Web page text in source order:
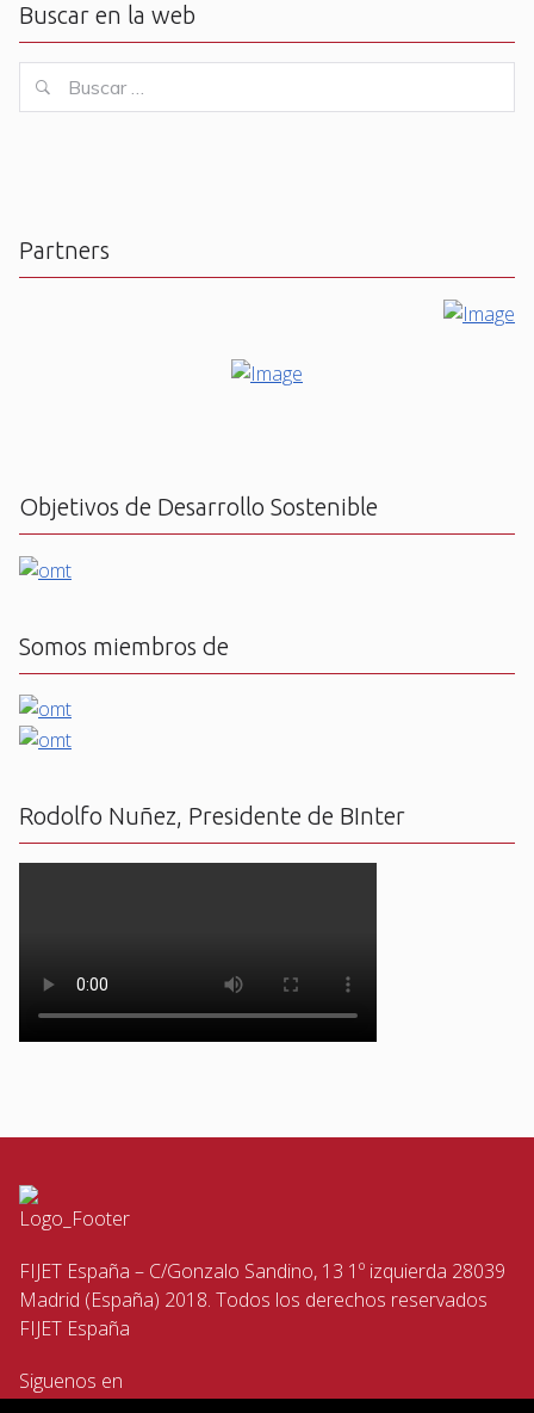
Buscar en la web
for:
Buscar
Partners
Objetivos de Desarrollo Sostenible
Somos miembros de
Rodolfo Nuñez, Presidente de BInter
FIJET España – C/Gonzalo Sandino, 13 1º izquierda 28039
Madrid (España) 2018. Todos los derechos reservados
FIJET España
Siguenos en